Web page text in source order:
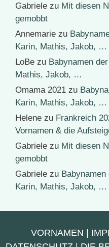
Gabriele zu Mit diesen
gemobbt
Annemarie zu
Karin, Mathis, Jakob, …
LoBe zu Babynamen
Mathis, Jakob, …
Omama 2021 zu
Karin, Mathis, Jakob, …
Helene zu Frankreich
Vornamen & die
Gabriele zu Mit diesen
gemobbt
Gabriele zu
Karin, Mathis, Jakob, …
VORNAMEN |